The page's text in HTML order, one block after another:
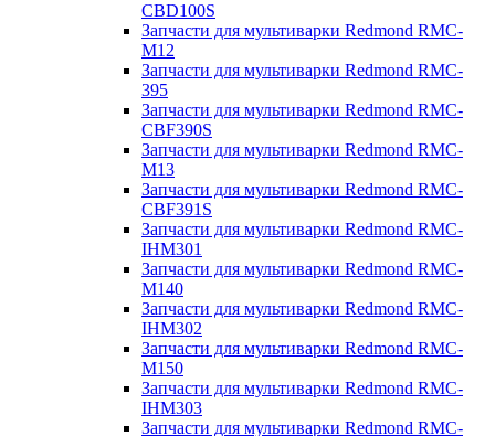
CBD100S
Запчасти для мультиварки Redmond RMC-
M12
Запчасти для мультиварки Redmond RMC-
395
Запчасти для мультиварки Redmond RMC-
CBF390S
Запчасти для мультиварки Redmond RMC-
M13
Запчасти для мультиварки Redmond RMC-
CBF391S
Запчасти для мультиварки Redmond RMC-
IHM301
Запчасти для мультиварки Redmond RMC-
M140
Запчасти для мультиварки Redmond RMC-
IHM302
Запчасти для мультиварки Redmond RMC-
M150
Запчасти для мультиварки Redmond RMC-
IHM303
Запчасти для мультиварки Redmond RMC-